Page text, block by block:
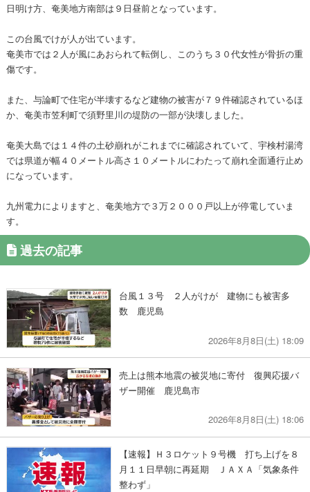
日明け方、奄美地方南部は９日昼前となっています。
この台風でけが人が出ています。
奄美市では２人が風にあおられて転倒し、このうち３０代女性が骨折の重
傷です。
また、与論町で住宅が半壊するなど建物の被害が７９件確認されているほ
か、奄美市笠利町で須野里川の堤防の一部が決壊しました。
奄美大島では１４件の土砂崩れがこれまでに確認されていて、宇検村湯湾
では県道が幅４０メートル高さ１０メートルにわたって崩れ全面通行止め
になっています。
九州電力によりますと、奄美地方で３万２０００戸以上が停電していま
す。
過去の記事
台風１３号 ２人がけが 建物にも被害多
数 鹿児島
2026年8月8日(土) 18:09
売上は熊本地震の被災地に寄付 復興応援バ
ザー開催 鹿児島市
2026年8月8日(土) 18:06
【速報】Ｈ３ロケット９号機 打ち上げを８
月１１日早朝に再延期 ＪＡＸＡ「気象条件
整わず」